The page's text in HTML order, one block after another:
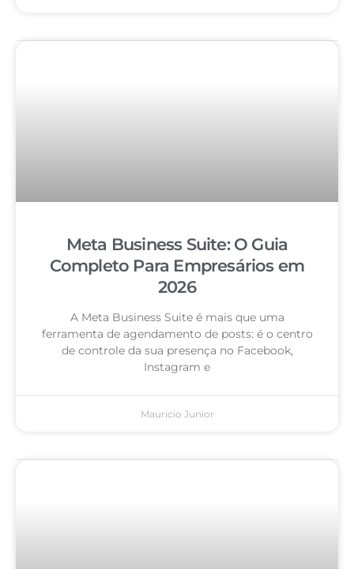
Meta Business Suite: O Guia
Completo Para Empresários em
2026
A Meta Business Suite é mais que uma
ferramenta de agendamento de posts: é o centro
de controle da sua presença no Facebook,
Instagram e
Mauricio Junior